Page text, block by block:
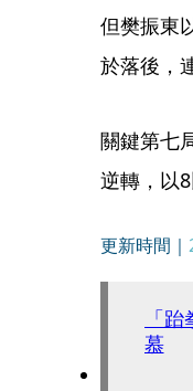
但樊振東
於落後，
關鍵第七
逆轉，以
更新時間｜
「
慕